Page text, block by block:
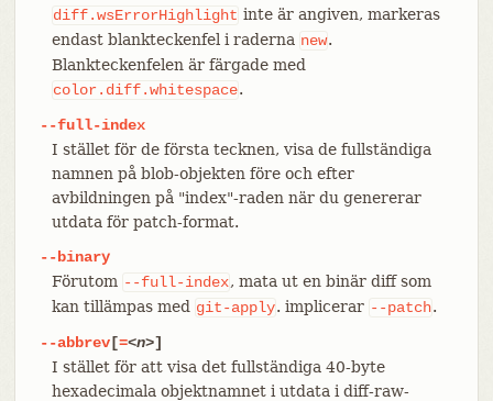
diff.wsErrorHighlight inte är angiven, markeras
endast blankteckenfel i raderna new.
Blankteckenfelen är färgade med
color.diff.whitespace.
--full-index
I stället för de första tecknen, visa de fullständiga
namnen på blob-objekten före och efter
avbildningen på "index"-raden när du genererar
utdata för patch-format.
--binary
Förutom --full-index, mata ut en binär diff som
kan tillämpas med git-apply. implicerar --patch.
--abbrev[=<n>]
I stället för att visa det fullständiga 40-byte
hexadecimala objektnamnet i utdata i diff-raw-